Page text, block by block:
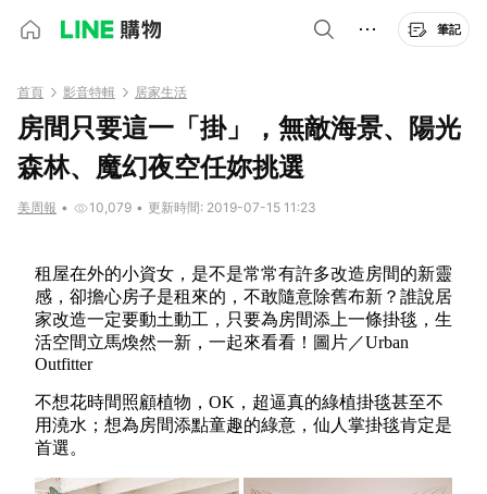
筆記
首頁 影音特輯 居家生活
房間只要這一「掛」，無敵海景、陽光
森林、魔幻夜空任妳挑選
美周報 • 10,079 • 更新時間: 2019-07-15 11:23
租屋在外的小資女，是不是常常有許多改造房間的新靈
感，卻擔心房子是租來的，不敢隨意除舊布新？誰說居
家改造一定要動土動工，只要為房間添上一條掛毯，生
活空間立馬煥然一新，一起來看看！圖片／Urban
Outfitter
不想花時間照顧植物，OK，超逼真的綠植掛毯甚至不
用澆水；想為房間添點童趣的綠意，仙人掌掛毯肯定是
首選。